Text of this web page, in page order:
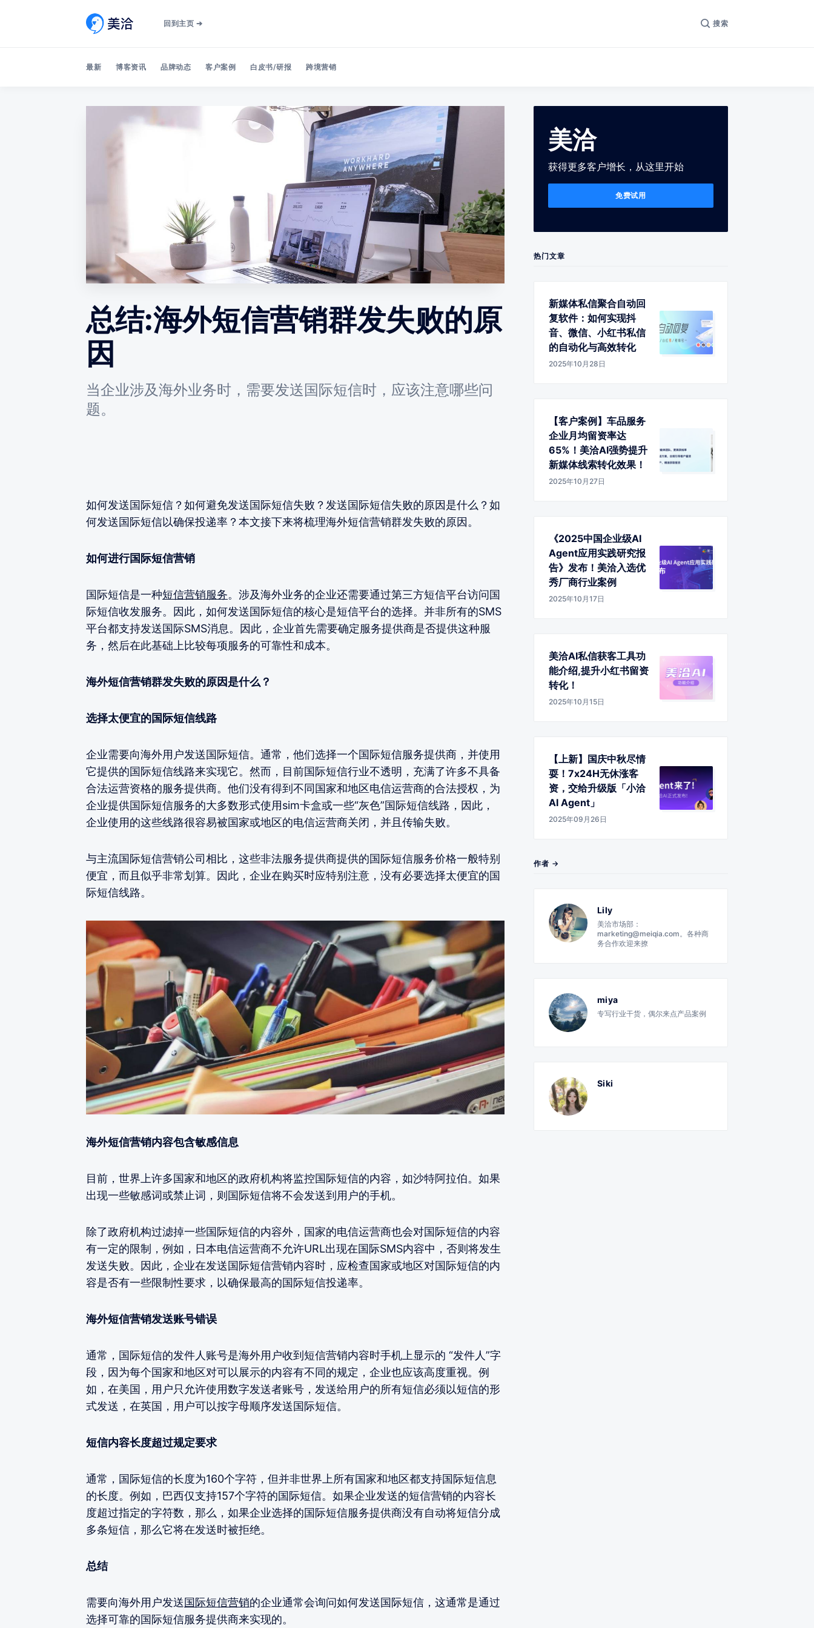
回到主页 ➔ 搜索
最新 博客资讯 品牌动态 客户案例 白皮书/研报 跨境营销
总结:海外短信营销群发失败的原
因
当企业涉及海外业务时，需要发送国际短信时，应该注意哪些问
题。
如何发送国际短信？如何避免发送国际短信失败？发送国际短信失败的原因是什么？如
何发送国际短信以确保投递率？本文接下来将梳理海外短信营销群发失败的原因。
如何进行国际短信营销
国际短信是一种短信营销服务。涉及海外业务的企业还需要通过第三方短信平台访问国
际短信收发服务。因此，如何发送国际短信的核心是短信平台的选择。并非所有的SMS
平台都支持发送国际SMS消息。因此，企业首先需要确定服务提供商是否提供这种服
务，然后在此基础上比较每项服务的可靠性和成本。
海外短信营销群发失败的原因是什么？
选择太便宜的国际短信线路
企业需要向海外用户发送国际短信。通常，他们选择一个国际短信服务提供商，并使用
它提供的国际短信线路来实现它。然而，目前国际短信行业不透明，充满了许多不具备
合法运营资格的服务提供商。他们没有得到不同国家和地区电信运营商的合法授权，为
企业提供国际短信服务的大多数形式使用sim卡盒或一些“灰色”国际短信线路，因此，
企业使用的这些线路很容易被国家或地区的电信运营商关闭，并且传输失败。
与主流国际短信营销公司相比，这些非法服务提供商提供的国际短信服务价格一般特别
便宜，而且似乎非常划算。因此，企业在购买时应特别注意，没有必要选择太便宜的国
际短信线路。
海外短信营销内容包含敏感信息
目前，世界上许多国家和地区的政府机构将监控国际短信的内容，如沙特阿拉伯。如果
出现一些敏感词或禁止词，则国际短信将不会发送到用户的手机。
除了政府机构过滤掉一些国际短信的内容外，国家的电信运营商也会对国际短信的内容
有一定的限制，例如，日本电信运营商不允许URL出现在国际SMS内容中，否则将发生
发送失败。因此，企业在发送国际短信营销内容时，应检查国家或地区对国际短信的内
容是否有一些限制性要求，以确保最高的国际短信投递率。
海外短信营销发送账号错误
通常，国际短信的发件人账号是海外用户收到短信营销内容时手机上显示的 “发件人”字
段，因为每个国家和地区对可以展示的内容有不同的规定，企业也应该高度重视。例
如，在美国，用户只允许使用数字发送者账号，发送给用户的所有短信必须以短信的形
式发送，在英国，用户可以按字母顺序发送国际短信。
短信内容长度超过规定要求
通常，国际短信的长度为160个字符，但并非世界上所有国家和地区都支持国际短信息
的长度。例如，巴西仅支持157个字符的国际短信。如果企业发送的短信营销的内容长
度超过指定的字符数，那么，如果企业选择的国际短信服务提供商没有自动将短信分成
多条短信，那么它将在发送时被拒绝。
总结
需要向海外用户发送国际短信营销的企业通常会询问如何发送国际短信，这通常是通过
选择可靠的国际短信服务提供商来实现的。
美洽
获得更多客户增长，从这里开始
免费试用
热门文章
新媒体私信聚合自动回
复软件：如何实现抖
音、微信、小红书私信
的自动化与高效转化
2025年10月28日
【客户案例】车品服务
企业月均留资率达
65%！美洽AI强势提升
新媒体线索转化效果！
2025年10月27日
《2025中国企业级AI
Agent应用实践研究报
告》发布！美洽入选优
秀厂商行业案例
2025年10月17日
美洽AI私信获客工具功
能介绍,提升小红书留资
转化！
2025年10月15日
【上新】国庆中秋尽情
耍！7x24H无休涨客
资，交给升级版「小洽
AI Agent」
2025年09月26日
作者 →
Lily
美洽市场部：
marketing@meiqia.com。各种商
务合作欢迎来撩
miya
专写行业干货，偶尔来点产品案例
Siki